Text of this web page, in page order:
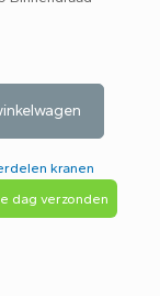
kranen
dag verzonden